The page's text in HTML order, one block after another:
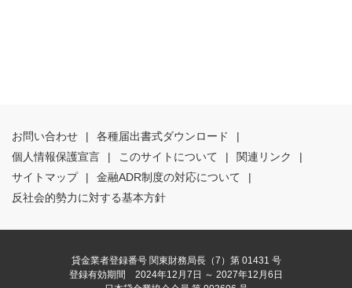
お問い合わせ | 各種届出書式ダウンロード
|
個人情報保護宣言
| このサイトについて | 関連リンク
|
サイトマップ
| 金融ADR制度の対応について
|
反社会的勢力に対する基本方針
貸金業者登録番号 関東財務局長（7）第 01431 号
登録有効期間 2024年12月7日 ～ 2027年12月6日